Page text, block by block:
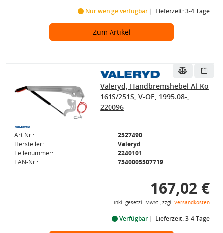
Nur wenige verfügbar Lieferzeit: 3-4 Tage
Zum Artikel
Valeryd, Handbremshebel Al-Ko
161S/251S, V-OE, 1995.08-,
220096
Art.Nr.:
2527490
Hersteller:
Valeryd
Teilenummer:
2240101
EAN-Nr.:
7340005507719
167,02 €
inkl. gesetzl. MwSt., zzgl. Versandkosten
Verfügbar Lieferzeit: 3-4 Tage